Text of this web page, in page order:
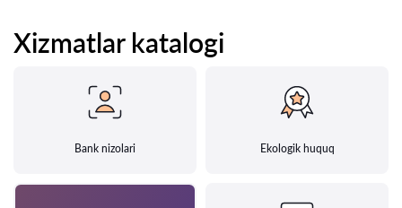
Xizmatlar katalogi
Bank nizolari Ekologik huquq